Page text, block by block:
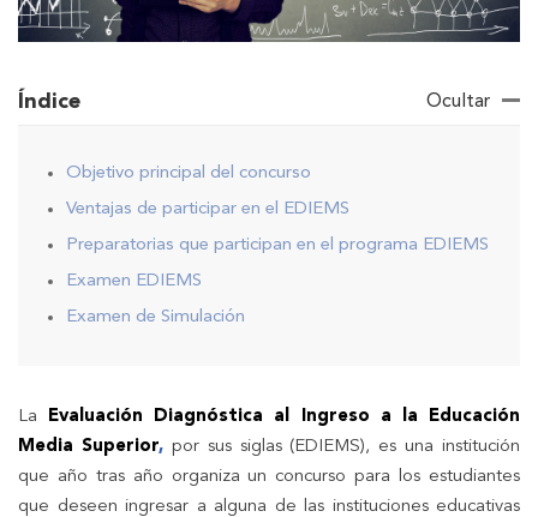
Índice Ocultar
Objetivo principal del concurso
Ventajas de participar en el EDIEMS
Preparatorias que participan en el programa EDIEMS
Examen EDIEMS
Examen de Simulación
La
Evaluación Diagnóstica al Ingreso a la Educación
Media Superior,por sus siglas (EDIEMS), es una institución
que año tras año organiza un concurso para los estudiantes
que deseen ingresar a alguna de las instituciones educativas